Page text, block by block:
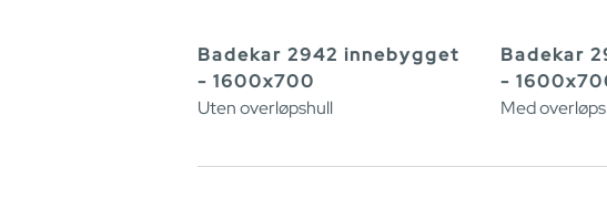
Badekar 2942 innebygget
- 1600x700
Uten overløpshull
Badekar
-
Med